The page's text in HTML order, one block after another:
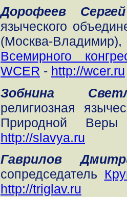
Дорофеев
языческого
(Москва-
Всемирного
WCER - http://wcer.ru
Зобнина
религиозная
Природной
http://slavya.ru
Гаврилов
сопредседатель
http://triglav.ru